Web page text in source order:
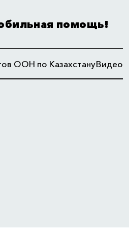
помощь!
ООН по КазахстануВидео